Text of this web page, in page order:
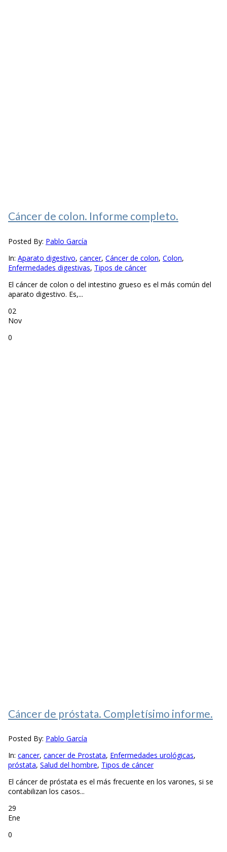
Cáncer de colon. Informe completo.
Posted By: Pablo García
In: Aparato digestivo, cancer, Cáncer de colon, Colon,
Enfermedades digestivas, Tipos de cáncer
El cáncer de colon o del intestino grueso es el más común del
aparato digestivo. Es,...
02
Nov
0
Cáncer de próstata. Completísimo informe.
Posted By: Pablo García
In: cancer, cancer de Prostata, Enfermedades urológicas,
próstata, Salud del hombre, Tipos de cáncer
El cáncer de próstata es el más frecuente en los varones, si se
contabilizan los casos...
29
Ene
0